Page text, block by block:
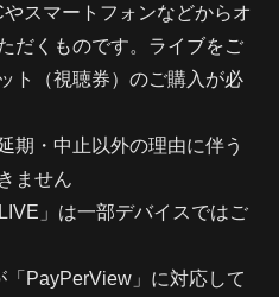
スマートフォンなどからオ
だくものです。ライブをご
ト（視聴券）のご購入が必
期・中止以外の理由に伴う
ません
」は一部デバイスではご
PayPerView」に対応して